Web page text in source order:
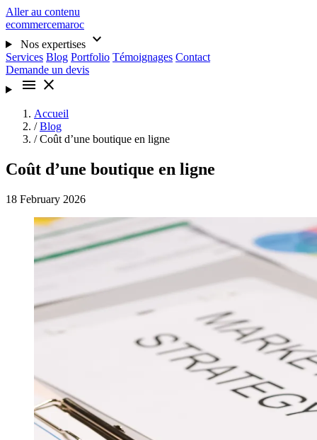
Aller au contenu
ecommercemaroc
Nos expertises expand_more
Services Blog Portfolio Témoignages Contact
Demande un devis
menu close
Accueil
/ Blog
/ Coût d’une boutique en ligne
Coût d’une boutique en ligne
18 February 2026